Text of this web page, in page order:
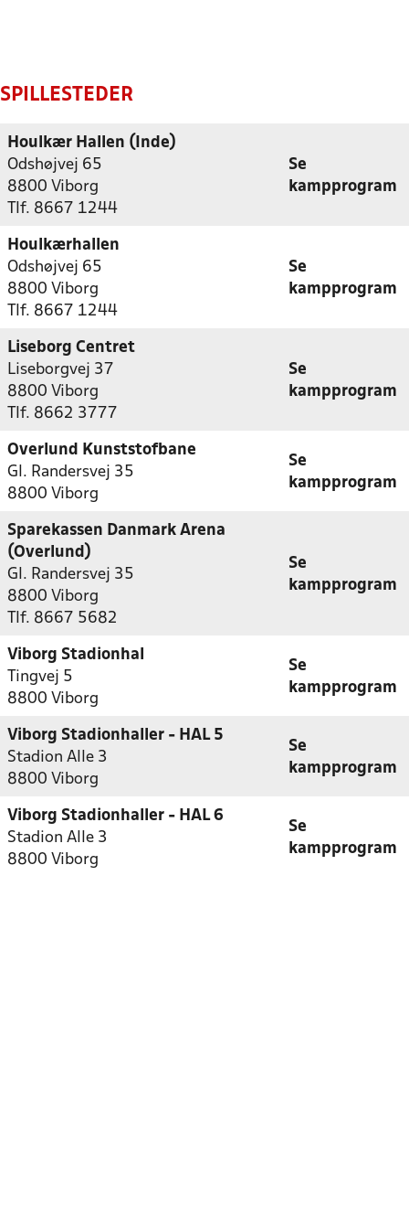
SPILLESTEDER
Houlkær Hallen (Inde)
Odshøjvej 65
8800 Viborg
Tlf. 8667 1244
Se
kampprogram
Houlkærhallen
Odshøjvej 65
8800 Viborg
Tlf. 8667 1244
Se
kampprogram
Liseborg Centret
Liseborgvej 37
8800 Viborg
Tlf. 8662 3777
Se
kampprogram
Overlund Kunststofbane
Gl. Randersvej 35
8800 Viborg
Se
kampprogram
Sparekassen Danmark Arena
(Overlund)
Gl. Randersvej 35
8800 Viborg
Tlf. 8667 5682
Se
kampprogram
Viborg Stadionhal
Tingvej 5
8800 Viborg
Se
kampprogram
Viborg Stadionhaller - HAL 5
Stadion Alle 3
8800 Viborg
Se
kampprogram
Viborg Stadionhaller - HAL 6
Stadion Alle 3
8800 Viborg
Se
kampprogram